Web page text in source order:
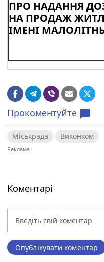
ПРО НАДАННЯ
НА ПРОДАЖ
ІМЕНІ
Прокоментуйте chat_bubble
Міськрада Виконком
Коментарі
Опублікувати коментар